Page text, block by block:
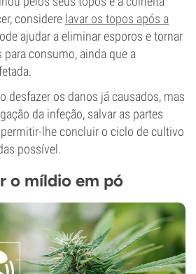
considere lavar os topos após a
ajudar a eliminar esporos e tornar
consumo, ainda que a
desfazer os danos já causados, mas
da infeção, salvar as partes
lhe concluir o ciclo de cultivo
possível.
o míldio em pó